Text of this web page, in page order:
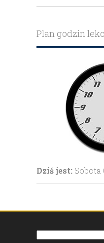
Kontakt
Plan godzin
Dziś jest: Sobota
Szukaj: